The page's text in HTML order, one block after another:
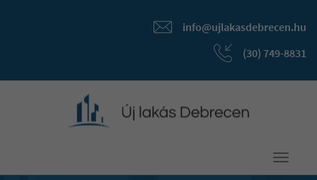
info@ujlakasdebrecen.hu
(30) 749-8831
Toggle